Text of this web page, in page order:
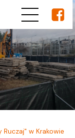
w Krakowie